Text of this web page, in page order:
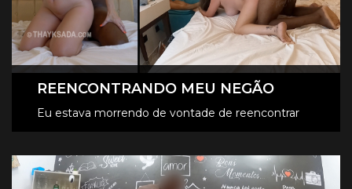
REENCONTRANDO MEU NEGÃO
Eu estava morrendo de vontade de reencontrar
meu negão, e posso dizer, nunca gozei tanto